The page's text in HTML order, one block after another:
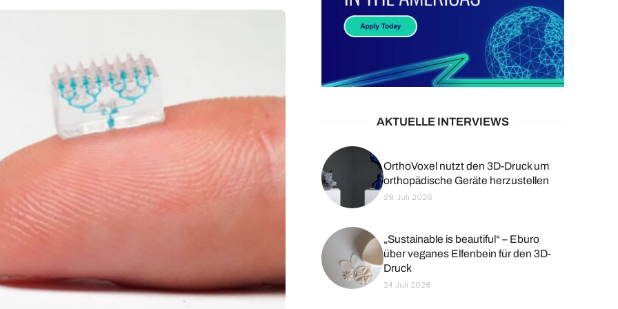
AKTUELLE INTERVIEWS
OrthoVoxel nutzt den 3D-Druck um
orthopädische Geräte herzustellen
29. Juli 2026
„Sustainable is beautiful“ – Eburo
über veganes Elfenbein für den 3D-
Druck
24. Juli 2026